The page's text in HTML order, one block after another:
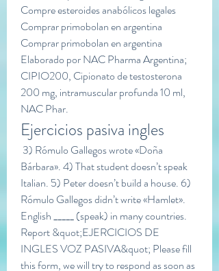
Compre esteroides anabólicos legales
Comprar primobolan en argentina
Comprar primobolan en argentina
Elaborado por NAC Pharma Argentina;
CIPIO200, Cipionato de testosterona
200 mg, intramuscular profunda 10 ml,
NAC Phar.
Ejercicios pasiva ingles
Bárbara». 4) That student doesn’t speak
Italian. 5) Peter doesn’t build a house. 6)
Rómulo Gallegos didn’t write «Hamlet».
English _____ (speak) in many countries.
Report &quot;EJERCICIOS DE
INGLES VOZ PASIVA&quot; Please fill
this form, we will try to respond as soon as